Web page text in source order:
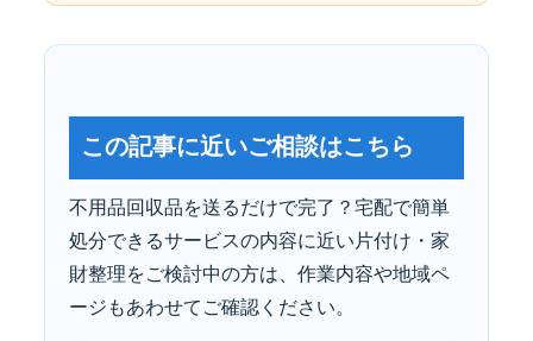
この記事に近いご相談はこちら
不用品回収品を送るだけで完了？宅配で簡単
処分できるサービスの内容に近い片付け・家
財整理をご検討中の方は、作業内容や地域ペ
ージもあわせてご確認ください。